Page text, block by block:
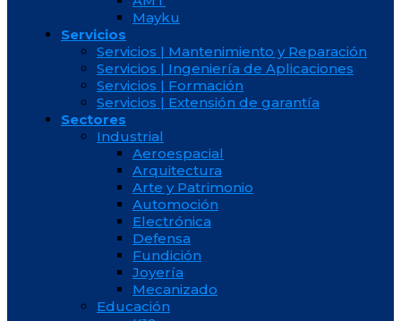
Mayku
Servicios
Servicios | Mantenimiento y Reparación
Servicios | Ingeniería de Aplicaciones
Servicios | Formación
Servicios | Extensión de garantía
Sectores
Industrial
Aeroespacial
Arquitectura
Arte y Patrimonio
Automoción
Electrónica
Defensa
Fundición
Joyería
Mecanizado
Educación